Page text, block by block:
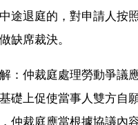
途退庭的，對申請人按
缺席裁決。
：仲裁庭處理勞動爭議
礎上促使當事人雙方自
仲裁庭應當根據協議內